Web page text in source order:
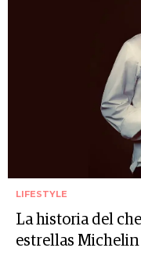
LIFESTYLE
La historia del
estrellas Michelin